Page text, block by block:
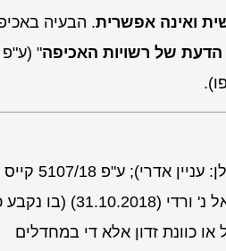
ואינה אפשרית. הבעיה
של רשויות האכיפה" (ע"פ
עניין אדרי); ע"פ 5107/18
קייס
נ' ורדי
(31.10.2018) (בו
כוונת זדון אלא די במחדלים